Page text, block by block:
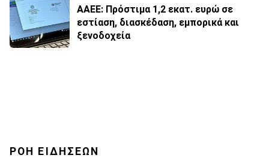
AAEE: Πρόστιμα 1,2 εκατ. ευρώ σε
εστίαση, διασκέδαση, εμπορικά και
ξενοδοχεία
ΡΟΗ ΕΙΔΗΣΕΩΝ